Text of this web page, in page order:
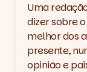
Uma
dizer sobre
melhor dos
presente,
opinião e